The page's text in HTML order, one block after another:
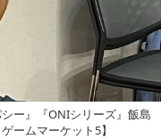
ー』『ONIシリーズ』飯島
ームマーケット5】